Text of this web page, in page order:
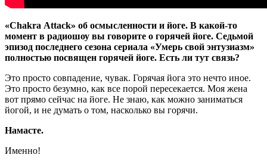
«Chakra Attack» об осмысленности и йоге. В какой-то
момент в радиошоу вы говорите о горячей йоге. Седьмой
эпизод последнего сезона сериала «Умерь свой энтузиазм»
полностью посвящен горячей йоге. Есть ли тут связь?
Это просто совпадение, чувак. Горячая йога это нечто иное.
Это просто безумно, как все порой пересекается. Моя жена
вот прямо сейчас на йоге. Не знаю, как можно заниматься
йогой, и не думать о том, насколько вы горячи.
Намасте.
Именно!